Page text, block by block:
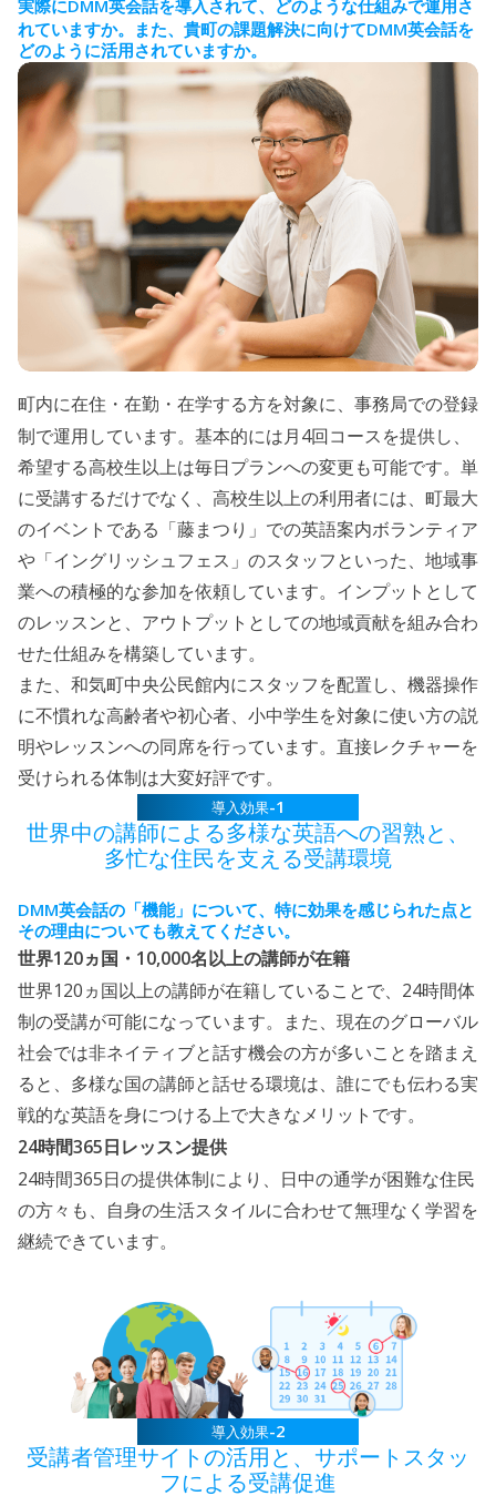
実際にDMM英会話を導入されて、どのような仕組みで運用さ
れていますか。
また、貴町の課題解決に向けてDMM英会話を
どのように活用されていますか。
町内に在住・在勤・在学する方を対象に、事務局での登録
制で運用しています。基本的には月 4回コースを提供し、
希望する高校生以上は毎日プランへの変更も可能です。単
に受講するだけでなく、高校生以上の利用者には、町最大
のイベントである「藤まつり」での英語案内ボランティア
や「イングリッシュフェス」のスタッフといった、地域事
業への積極的な参加を依頼しています。インプットとして
のレッスンと、アウトプットとしての地域貢献を組み合わ
せた仕組みを構築しています。
また、和気町中央公民館内にスタッフを配置し、機器操作
に不慣れな高齢者や初心者、小中学生を対象に使い方の説
明やレッスンへの同席を行っています。直接レクチャーを
受けられる体制は大変好評です。
導入効果-1
世界中の講師による多様な英語への習熟と、
多忙な住民を支える受講環境
DMM英会話の「機能」について、特に効果を感じられた点と
その理由についても教えてください。
世界120ヵ国・ 10,000名以上の講師が在籍
世界120 ヵ国以上の講師が在籍していることで、 24時間体
制の受講が可能になっています。また、現在のグローバル
社会では非ネイティブと話す機会の方が多いことを踏まえ
ると、多様な国の講師と話せる環境は、誰にでも伝わる実
戦的な英語を身につける上で大きなメリットです。
24時間365 日レッスン提供
24時間365 日の提供体制により、日中の通学が困難な住民
の方々も、自身の生活スタイルに合わせて無理なく学習を
継続できています。
導入効果-2
受講者管理サイトの活用と、 サポートスタッ
フによる受講促進